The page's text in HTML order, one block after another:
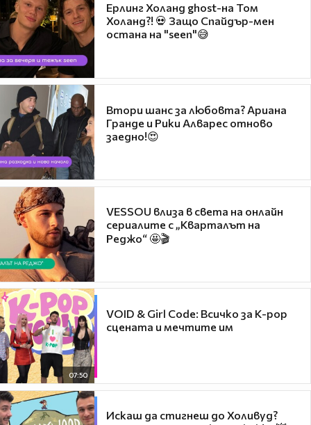
Ерлинг Холанд ghost-на Том
Холанд?! 💀 Защо Спайдър-мен
остана на "seen"😅
Втори шанс за любовта? Ариана
Гранде и Рики Алварес отново
заедно!😍
VESSOU влиза в света на онлайн
сериалите с „Кварталът на
Реджо“ 🤩🎬
07:50
VOID & Girl Code: Всичко за K-pop
сцената и мечтите им
Искаш да стигнеш до Холивуд?